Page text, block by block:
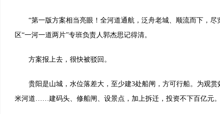
“第一版方案相当亮眼！全河道通航，泛舟老城、顺流而下，
区“一河一道两片”专班负责人郭杰思记得清。
方案报上去，很快被驳回。
贵阳是山城，水位落差大，至少建3处船闸，方可行船。为观赏
米河道……建码头、修船闸、设景点，加上拆迁，投资不下百亿元